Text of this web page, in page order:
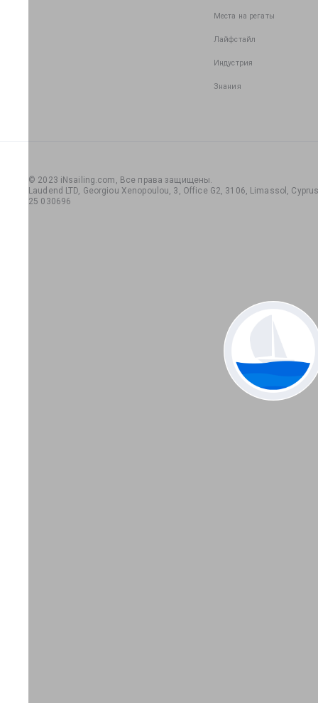
Места на регаты
Лайфстайл
Индустрия
Знания
© 2023 iNsailing.com, Все права защищены.
Laudend LTD, Georgiou Xenopoulou, 3, Office G2, 3106, Limassol,
25 030696